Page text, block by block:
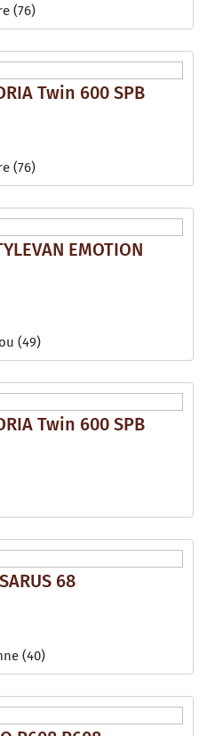
(76)
Twin 600 SPB
(76)
EMOTION
(49)
Twin 600 SPB
68
(40)